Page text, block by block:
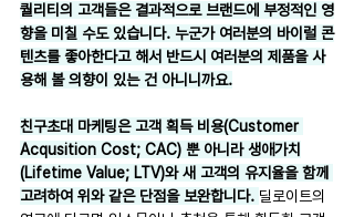
퀄리티의 고객들은 결과적으로 브랜드에 부정적인 영
향을 미칠 수도 있습니다. 누군가 여러분의 바이럴 콘
텐츠를 좋아한다고 해서 반드시 여러분의 제품을 사
용해 볼 의향이 있는 건 아니니까요.
친구초대 마케팅은 고객 획득 비용(Customer
Acqusition Cost; CAC) 뿐 아니라 생애가치
(Lifetime Value; LTV)와 새 고객의 유지율을 함께
고려하여 위와 같은 단점을 보완합니다. 딜로이트의